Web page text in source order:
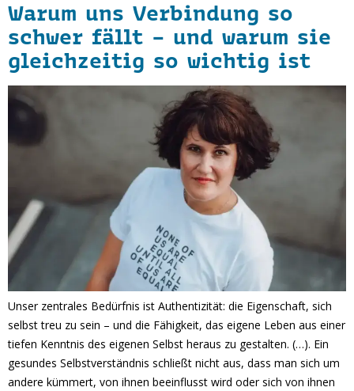
Warum uns Verbindung so
schwer fällt – und warum sie
gleichzeitig so wichtig ist
Unser zentrales Bedürfnis ist Authentizität: die Eigenschaft, sich
selbst treu zu sein – und die Fähigkeit, das eigene Leben aus einer
tiefen Kenntnis des eigenen Selbst heraus zu gestalten. (…). Ein
gesundes Selbstverständnis schließt nicht aus, dass man sich um
andere kümmert, von ihnen beeinflusst wird oder sich von ihnen